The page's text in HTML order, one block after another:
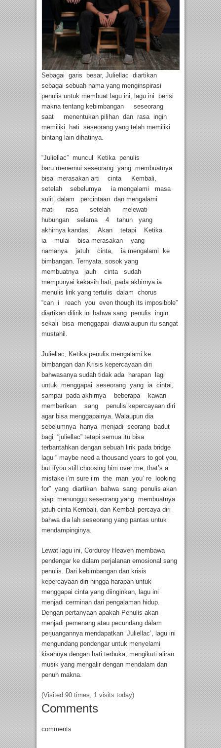
Sebagai garis besar, Juliellac diartikan
sebagai sebuah nama yang menginspirasi
penulis untuk membuat lagu ini, lagu ini berisi
makna tentang kebimbangan seseorang
saat menentukan pilihan dan rasa ingin
memiliki hati seseorang yang telah memiliki
bintang lain dihatinya.
“Juliellac” muncul Ketika penulis
baru menemui seseorang yang membuatnya
bisa merasakan arti cinta Kembali,
setelah sebelumya ia mengalami masa
sulit dalam percintaan dan mengalami
mati rasa setelah melewati
hubungan selama 4 tahun yang
akhirnya kandas. Akan tetapi Ketika
ia mulai bisa merasakan yang
namanya jatuh cinta, ia mengalami ke
bimbangan. Ternyata, sosok yang
membuatnya jauh cinta sudah
mempunyai kekasih hati, pada akhirnya ia
menulis lirik yang tertulis dalam chorus
“can i reach you even though its imposibble”
diartikan dilirik ini bahwa sang penulis ingin
sekali bisa menggapai diawalaupun itu sangat
mustahil.
Juliellac, Ketika penulis mengalami ke
bimbangan dan Krisis kepercayaan diri
bahwasanya sudah tidak ada harapan lagi
untuk menggapai seseorang yang ia cintai,
sampai pada akhirnya beberapa kawan
memberikan sang penulis kepercayaan diri
agar bisa menggapainya. Walaupun dia
sebelumnya hanya menjadi seorang badut
bagi “juliellac” tetapi semua itu bisa
terbantahkan dengan sebuah lirik pada bridge
lagu “ maybe need a thousand years to got you,
but ifyou still choosing him over me, that’s a
mistake i’m sure i’m the man you’ re looking
for” yang diartikan bahwa sang penulis akan
siap menunggu seseorang yang membuatnya
jatuh cinta Kembali, dan Kembali percaya diri
bahwa dia lah seseorang yang pantas untuk
mendampinginya.
Lewat lagu ini, Corduroy Heaven membawa
pendengar ke dalam perjalanan emosional sang
penulis. Dari kebimbangan dan krisis
kepercayaan diri hingga harapan untuk
menggapai cinta yang diinginkan, lagu ini
menjadi cerminan dari pengalaman hidup.
Dengan pertanyaan apakah Penulis akan
menjadi pemenang atau pecundang dalam
perjuangannya mendapatkan ‘Juliellac’, lagu ini
mengundang pendengar untuk menyelami
kisahnya dengan hati terbuka, mengikuti aliran
musik yang mengalir dengan mendalam dan
penuh makna.
(Visited 90 times, 1 visits today)
Comments
comments